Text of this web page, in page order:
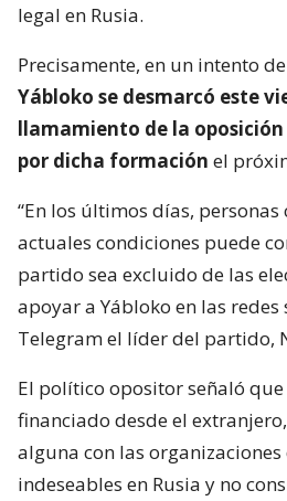
legal en Rusia.
Precisamente, en un intento
Yábloko se desmarcó este
llamamiento de la
por dicha formación el
“En los últimos días, personas
actuales condiciones puede
partido sea excluido de las
apoyar a Yábloko en las redes
Telegram el líder del partido,
El político opositor señaló que
financiado desde el
alguna con las
indeseables en Rusia y no